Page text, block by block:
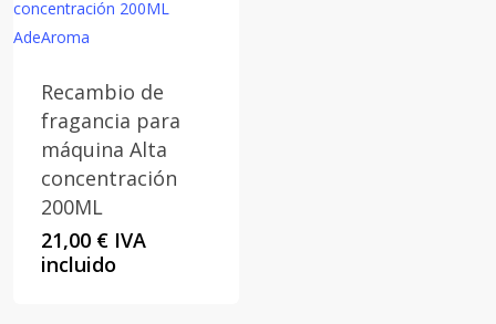
Recambio de
fragancia para
máquina Alta
concentración
200ML
21,00 € IVA
incluido